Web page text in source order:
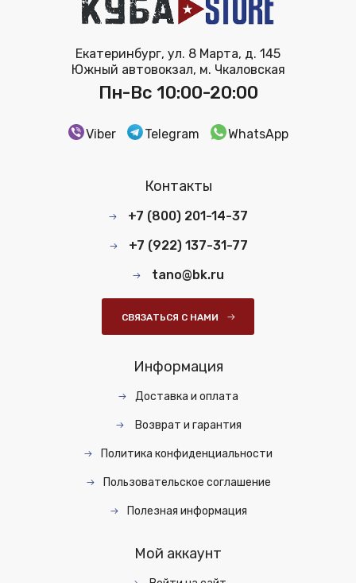
Екатеринбург, ул. 8 Марта, д. 145
Южный автовокзал, м. Чкаловская
Пн-Вс 10:00-20:00
Viber Telegram WhatsApp
Контакты
+7 (800) 201-14-37
+7 (922) 137-31-77
tano@bk.ru
СВЯЗАТЬСЯ С НАМИ
Информация
Доставка и оплата
Возврат и гарантия
Политика конфиденциальности
Пользовательское соглашение
Полезная информация
Мой аккаунт